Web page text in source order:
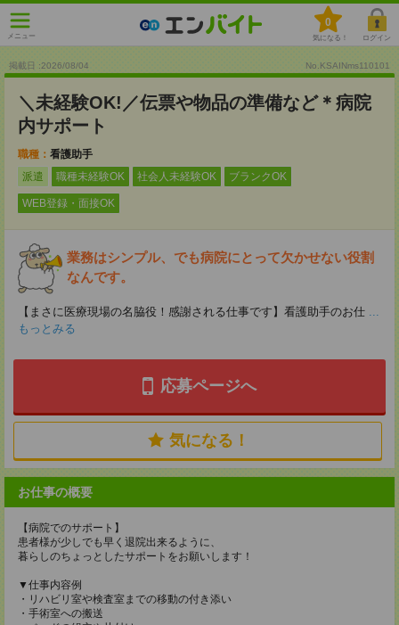
メニュー
0
気になる！ ログイン
掲載日 :2026/08/04 No.KSAINms110101
＼未経験OK!／伝票や物品の準備など＊病院
内サポート
職種： 看護助手
派遣
職種未経験OK 社会人未経験OK ブランクOK
WEB登録・面接OK
業務はシンプル、でも病院にとって欠かせない役割
なんです。
【まさに医療現場の名脇役！感謝される仕事です】看護助手のお仕 ...
もっとみる
応募ページへ
気になる！
お仕事の概要
【病院でのサポート】
患者様が少しでも早く退院出来るように、
暮らしのちょっとしたサポートをお願いします！
▼仕事内容例
・リハビリ室や検査室までの移動の付き添い
・手術室への搬送